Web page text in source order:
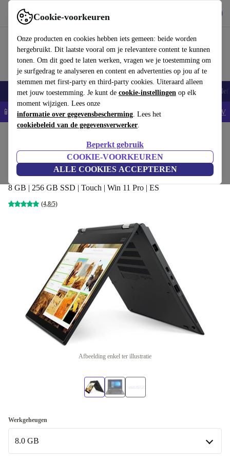
Cookie-voorkeuren
Onze producten en cookies hebben iets gemeen: beide worden
hergebruikt. Dit laatste vooral om je relevantere content te kunnen
tonen. Om dit goed te laten werken, vragen we je toestemming om
je surfgedrag te analyseren en content en advertenties op jou af te
stemmen met first-party en third-party cookies. Uiteraard alleen
met jouw toestemming. Je kunt de cookie-instellingen op elk
moment wijzigen. Lees onze
informatie over gegevensbescherming. Lees het
cookiebeleid van de gegevensverwerker.
Beperkt gebruik
COOKIE-VOORKEUREN
ALLE COOKIES ACCEPTEREN
Gebruik refurbed snel en eenvoudig
Smartphones Laptops Tablets Smartwatches Accessoires
📱5% EXTRA korting op alle iPhones – Code: IPHONEDEAL - AV
Lenovo ThinkPad Yoga X380 | i5-8350U |
13.3"
8 GB | 256 GB SSD | Touch | Win 11 Pro | ES
(4,8/5)
Afbeelding enkel ter illustratie
Werkgeheugen
8.0 GB